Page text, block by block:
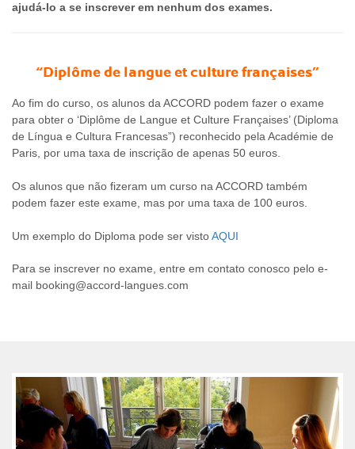
ajudá-lo a se inscrever em nenhum dos exames.
“Diplôme de langue et culture françaises”
Ao fim do curso, os alunos da ACCORD podem fazer o exame
para obter o ‘Diplôme de Langue et Culture Françaises’ (Diploma
de Língua e Cultura Francesas”) reconhecido pela Académie de
Paris, por uma taxa de inscrição de apenas 50 euros.
Os alunos que não fizeram um curso na ACCORD também
podem fazer este exame, mas por uma taxa de 100 euros.
Um exemplo do Diploma pode ser vistoAQUI
Para se inscrever no exame, entre em contato conosco pelo e-
mail booking@accord-langues.com